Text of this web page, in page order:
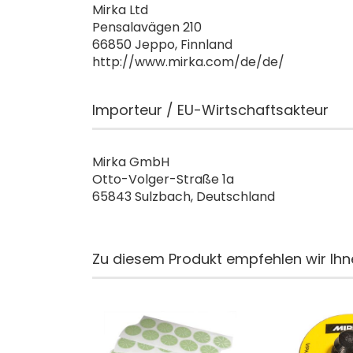
Mirka Ltd
Pensalavägen 210
66850 Jeppo, Finnland
http://www.mirka.com/de/de/
Importeur / EU-Wirtschaftsakteur
Mirka GmbH
Otto-Volger-Straße 1a
65843 Sulzbach, Deutschland
Zu diesem Produkt empfehlen wir